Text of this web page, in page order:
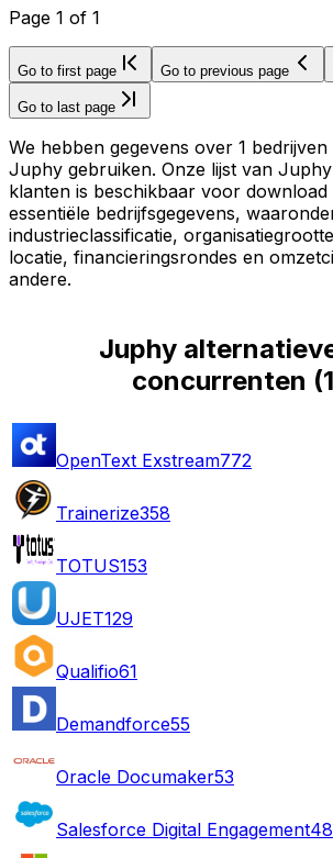
Page 1 of 1
Go to first page Go to previous page
Go to last page
We hebben gegevens over 1
Juphy gebruiken. Onze lijst van
klanten is beschikbaar voor
essentiële bedrijfsgegevens,
industrieclassificatie,
locatie, financieringsrondes en
andere.
Juphy
concurrenten (
OpenText Exstream772
Trainerize358
TOTUS153
UJET129
Qualifio61
Demandforce55
Oracle Documaker53
Salesforce Digital Engagement48